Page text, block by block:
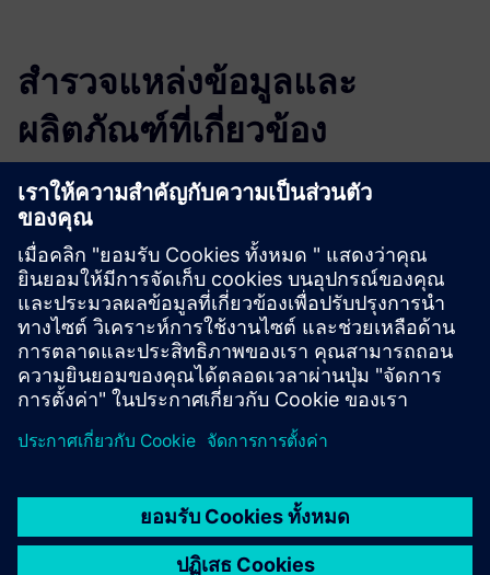
สำรวจแหล่งข้อมูลและ
ผลิตภัณฑ์ที่เกี่ยวข้อง
ข้อมูลและแหล่งข้อมูลเพิ่มเติม
More information
เงื่อนไขเบื้องต้น
none